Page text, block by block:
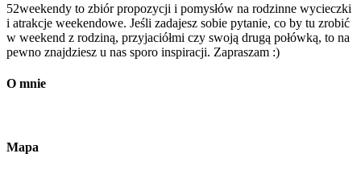
52weekendy to zbiór propozycji i pomysłów na rodzinne wycieczki
i atrakcje weekendowe. Jeśli zadajesz sobie pytanie, co by tu zrobić
w weekend z rodziną, przyjaciółmi czy swoją drugą połówką, to na
pewno znajdziesz u nas sporo inspiracji. Zapraszam :)
O mnie
Mapa